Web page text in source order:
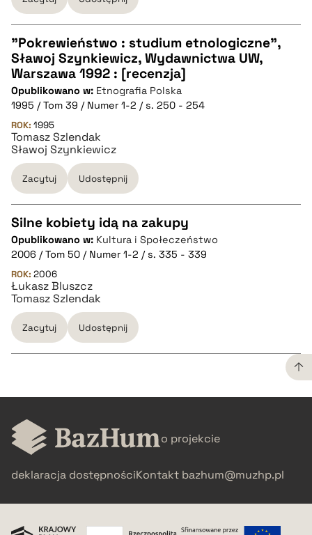
CZYSTY TEKST
pobierz cytat
BIBTEX
pobierz cytat
"Pokrewieństwo : studium etnologiczne",
Sławoj Szynkiewicz, Wydawnictwa UW,
Warszawa 1992 : [recenzja]
Opublikowano w: Etnografia Polska
1995 / Tom 39 / Numer 1-2 / s. 250 - 254
ROK: 1995
Tomasz Szlendak
Sławoj Szynkiewicz
Zacytuj Udostępnij
CZYSTY TEKST
pobierz cytat
BIBTEX
Silne kobiety idą na zakupy
Opublikowano w: Kultura i Społeczeństwo
2006 / Tom 50 / Numer 1-2 / s. 335 - 339
ROK: 2006
Łukasz Bluszcz
Tomasz Szlendak
Zacytuj Udostępnij
CZYSTY TEKST
pobierz cytat
BIBTEX
o projekcie
deklaracja dostępnościKontakt bazhum@muzhp.pl